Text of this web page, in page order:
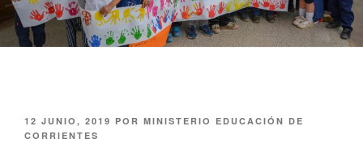
12 JUNIO, 2019 POR MINISTERIO EDUCACIÓN DE
CORRIENTES